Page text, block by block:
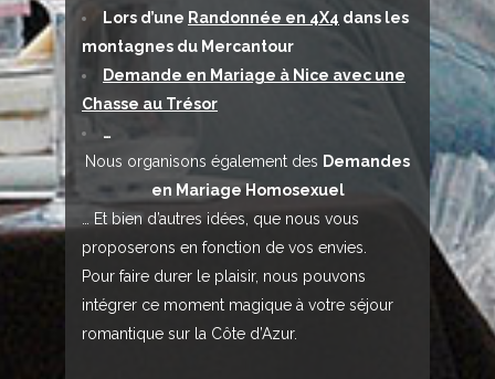
Lors d’une Randonnée en 4X4 dans les
montagnes du Mercantour
Demande en Mariage à Nice avec une
Chasse au Trésor
…
Nous organisons également des Demandes
en Mariage Homosexuel
… Et bien d’autres idées, que nous vous
proposerons en fonction de vos envies.
Pour faire durer le plaisir, nous pouvons
intégrer ce moment magique à votre séjour
romantique sur la Côte d’Azur.